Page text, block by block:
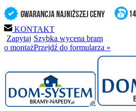
KONTAKT
Zapytaj
o montaż
Szybka wycena bram
Przejdź do formularza »